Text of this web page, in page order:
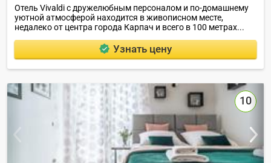
Отель Vivaldi с дружелюбным персоналом и по-домашнему
уютной атмосферой находится в живописном месте,
недалеко от центра города Карпач и всего в 100 метрах...
Узнать цену
10